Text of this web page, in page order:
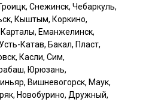
Снежинск, Чебаркуль,
Кыштым, Коркино,
Еманжелинск,
Катав, Бакал, Пласт,
Касли, Сим,
Юрюзань,
Вишневогорск, Маук,
Новобурино, Дружный,